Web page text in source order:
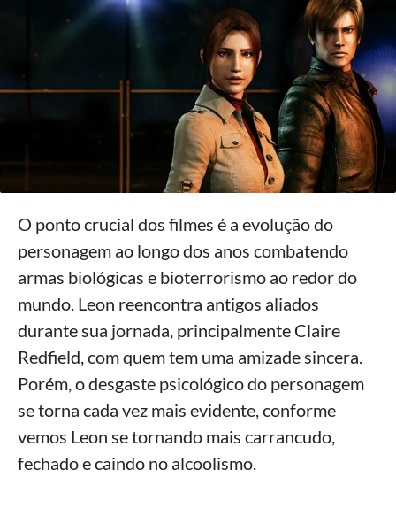
O ponto crucial dos filmes é a evolução do
personagem ao longo dos anos combatendo
armas biológicas e bioterrorismo ao redor do
mundo. Leon reencontra antigos aliados
durante sua jornada, principalmente Claire
Redfield, com quem tem uma amizade sincera.
Porém, o desgaste psicológico do personagem
se torna cada vez mais evidente, conforme
vemos Leon se tornando mais carrancudo,
fechado e caindo no alcoolismo.